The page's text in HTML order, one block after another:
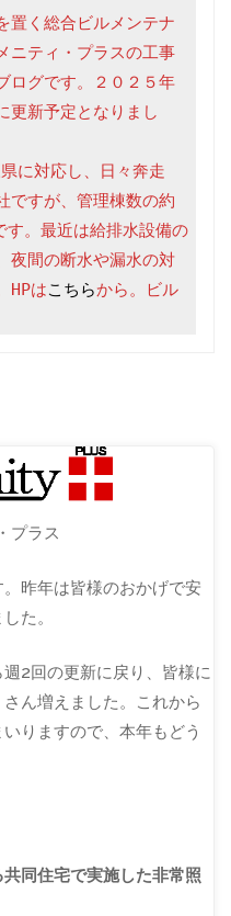
置く総合ビルメンテナ
ニティ・プラスの工事
ログです。２０２５年
更新予定となりまし
に対応し、日々奔走
ですが、管理棟数の約
す。最近は給排水設備の
夜間の断水や漏水の対
HPはこちらから。ビル
プラス
昨年は皆様のおかげで安
た。
2回の更新に戻り、皆様に
ん増えました。これから
りますので、本年もどう
同住宅で実施した非常照